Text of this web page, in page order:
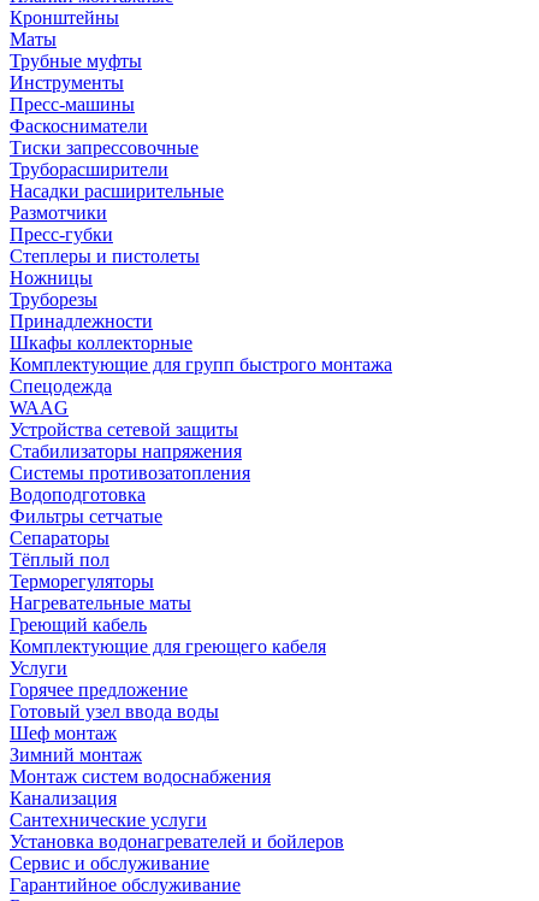
Кронштейны
Маты
Трубные муфты
Инструменты
Пресс-машины
Фаскосниматели
Тиски запрессовочные
Труборасширители
Насадки расширительные
Размотчики
Пресс-губки
Степлеры и пистолеты
Ножницы
Труборезы
Принадлежности
Шкафы коллекторные
Комплектующие для групп быстрого монтажа
Спецодежда
WAAG
Устройства сетевой защиты
Стабилизаторы напряжения
Системы противозатопления
Водоподготовка
Фильтры сетчатые
Сепараторы
Тёплый пол
Терморегуляторы
Нагревательные маты
Греющий кабель
Комплектующие для греющего кабеля
Услуги
Горячее предложение
Готовый узел ввода воды
Шеф монтаж
Зимний монтаж
Монтаж систем водоснабжения
Канализация
Сантехнические услуги
Установка водонагревателей и бойлеров
Сервис и обслуживание
Гарантийное обслуживание